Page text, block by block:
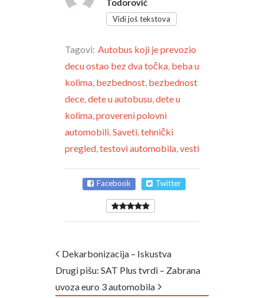
Todorović
Vidi još tekstova
Tagovi: Autobus koji je prevozio
decu ostao bez dva točka, beba u
kolima, bezbednost, bezbednost
dece,dete u autobusu,dete u
kolima,provereni polovni
automobili,Saveti,tehnički
pregled,testovi automobila,vesti
Facebook Twitter
Dekarbonizacija – Iskustva
Drugi pišu: SAT Plus tvrdi – Zabrana
uvoza euro 3 automobila